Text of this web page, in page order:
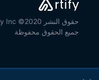
حقوق النشر 2020© Artify Inc.
جميع الحقوق محفوظة